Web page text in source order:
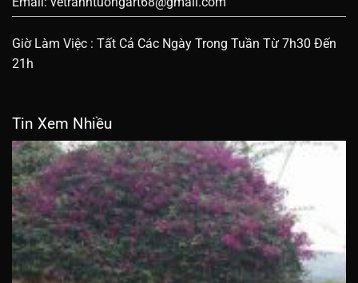
Giờ Làm Việc : Tất Cả Các Ngày Trong Tuần Từ 7h30 Đến
21h
Tin Xem Nhiều